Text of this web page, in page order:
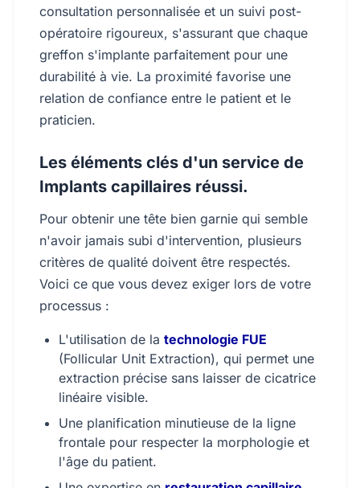
consultation personnalisée et un suivi post-
opératoire rigoureux, s'assurant que chaque
greffon s'implante parfaitement pour une
durabilité à vie. La proximité favorise une
relation de confiance entre le patient et le
praticien.
Les éléments clés d'un service de
Implants capillaires réussi.
Pour obtenir une tête bien garnie qui semble
n'avoir jamais subi d'intervention, plusieurs
critères de qualité doivent être respectés.
Voici ce que vous devez exiger lors de votre
processus :
L'utilisation de la technologie FUE
(Follicular Unit Extraction), qui permet une
extraction précise sans laisser de cicatrice
linéaire visible.
Une planification minutieuse de la ligne
frontale pour respecter la morphologie et
l'âge du patient.